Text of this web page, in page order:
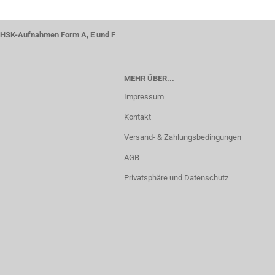
HSK-Aufnahmen Form A, E und F
MEHR ÜBER...
Impressum
Kontakt
Versand- & Zahlungsbedingungen
AGB
Privatsphäre und Datenschutz